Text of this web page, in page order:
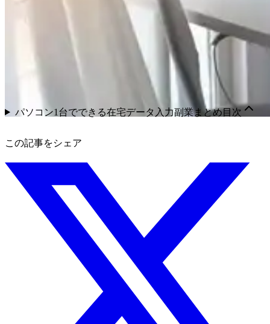
パソコン1台でできる在宅データ入力副業まとめ目次
この記事をシェア